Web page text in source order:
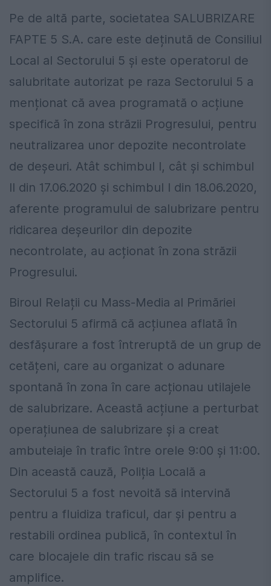
Pe de altă parte, societatea SALUBRIZARE
FAPTE 5 S.A. care este deținută de Consiliul
Local al Sectorului 5 și este operatorul de
salubritate autorizat pe raza Sectorului 5 a
menționat că avea programată o acțiune
specifică în zona străzii Progresului, pentru
neutralizarea unor depozite necontrolate
de deșeuri. Atât schimbul I, cât și schimbul
II din 17.06.2020 și schimbul I din 18.06.2020,
aferente programului de salubrizare pentru
ridicarea deșeurilor din depozite
necontrolate, au acționat în zona străzii
Progresului.
Biroul Relații cu Mass-Media al Primăriei
Sectorului 5 afirmă că acțiunea aflată în
desfășurare a fost întreruptă de un grup de
cetățeni, care au organizat o adunare
spontană în zona în care acționau utilajele
de salubrizare. Această acțiune a perturbat
operațiunea de salubrizare și a creat
ambuteiaje în trafic între orele 9:00 și 11:00.
Din această cauză, Poliția Locală a
Sectorului 5 a fost nevoită să intervină
pentru a fluidiza traficul, dar și pentru a
restabili ordinea publică, în contextul în
care blocajele din trafic riscau să se
amplifice.